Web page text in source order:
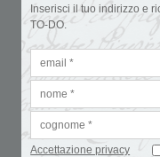
Inserisci il tuo indirizzo e
TO-DO.
Accettazione privacy